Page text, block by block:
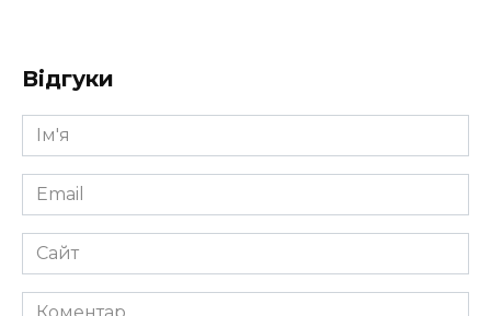
Відгуки
Ім'я
*
Email
*
Сайт
Коментар